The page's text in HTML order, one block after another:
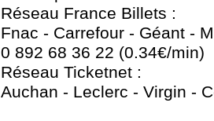
Réseau France Billets :
Fnac - Carrefour - Géant -
0 892 68 36 22 (0.34€/min)
Réseau Ticketnet :
Auchan - Leclerc - Virgin -